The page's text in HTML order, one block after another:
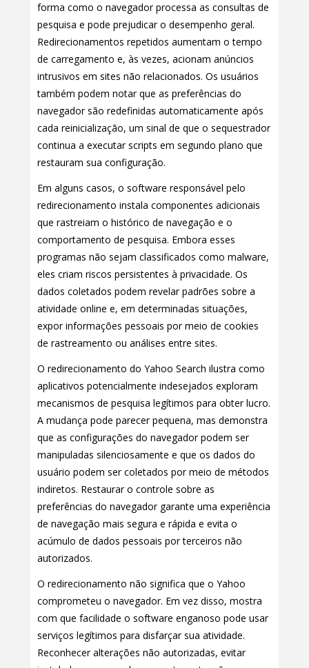
forma como o navegador processa as consultas de
pesquisa e pode prejudicar o desempenho geral.
Redirecionamentos repetidos aumentam o tempo
de carregamento e, às vezes, acionam anúncios
intrusivos em sites não relacionados. Os usuários
também podem notar que as preferências do
navegador são redefinidas automaticamente após
cada reinicialização, um sinal de que o sequestrador
continua a executar scripts em segundo plano que
restauram sua configuração.
Em alguns casos, o software responsável pelo
redirecionamento instala componentes adicionais
que rastreiam o histórico de navegação e o
comportamento de pesquisa. Embora esses
programas não sejam classificados como malware,
eles criam riscos persistentes à privacidade. Os
dados coletados podem revelar padrões sobre a
atividade online e, em determinadas situações,
expor informações pessoais por meio de cookies
de rastreamento ou análises entre sites.
O redirecionamento do Yahoo Search ilustra como
aplicativos potencialmente indesejados exploram
mecanismos de pesquisa legítimos para obter lucro.
A mudança pode parecer pequena, mas demonstra
que as configurações do navegador podem ser
manipuladas silenciosamente e que os dados do
usuário podem ser coletados por meio de métodos
indiretos. Restaurar o controle sobre as
preferências do navegador garante uma experiência
de navegação mais segura e rápida e evita o
acúmulo de dados pessoais por terceiros não
autorizados.
O redirecionamento não significa que o Yahoo
comprometeu o navegador. Em vez disso, mostra
com que facilidade o software enganoso pode usar
serviços legítimos para disfarçar sua atividade.
Reconhecer alterações não autorizadas, evitar